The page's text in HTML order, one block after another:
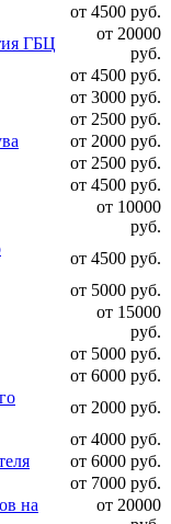
от 4500 руб.
ГБЦ
от 20000
руб.
от 4500 руб.
от 3000 руб.
от 2500 руб.
от 2000 руб.
от 2500 руб.
от 4500 руб.
от 10000
руб.
от 4500 руб.
от 5000 руб.
от 15000
руб.
от 5000 руб.
от 6000 руб.
от 2000 руб.
от 4000 руб.
от 6000 руб.
от 7000 руб.
на
от 20000